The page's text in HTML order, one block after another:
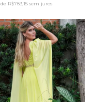
de R$783,15 sem juros